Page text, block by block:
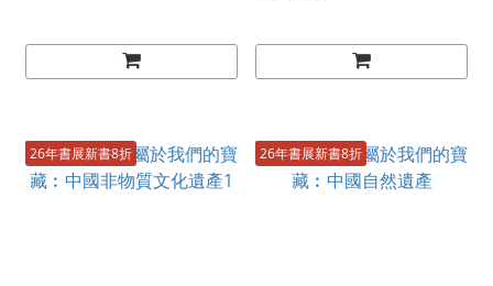
26年書展新書8折 26年書展新書8折